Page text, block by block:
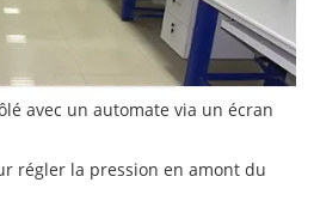
avec un automate via un écran
régler la pression en amont du